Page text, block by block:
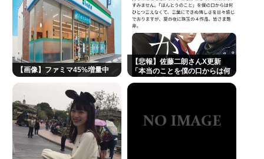
【画像】ファミマ45%増量中
【悲報】佐藤二朗さんX更新
「本当のことを僕の口からは何